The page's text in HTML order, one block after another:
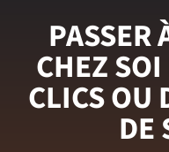
PASSER
CHEZ
CLICS OU
DE